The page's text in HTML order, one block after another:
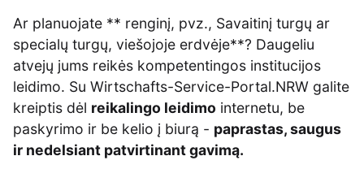
Ar planuojate ** renginį, pvz., Savaitinį turgų ar
specialų turgų, viešojoje erdvėje**? Daugeliu
atvejų jums reikės kompetentingos institucijos
leidimo. Su Wirtschafts-Service-Portal.NRW galite
kreiptis dėl reikalingo leidimo internetu, be
paskyrimo ir be kelio į biurą - paprastas, saugus
ir nedelsiant patvirtinant gavimą.